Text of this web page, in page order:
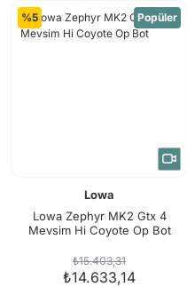
%5 Popüler
Lowa
Lowa Zephyr MK2 Gtx 4
Mevsim Hi Coyote Op Bot
₺15.403,31
₺14.633,14